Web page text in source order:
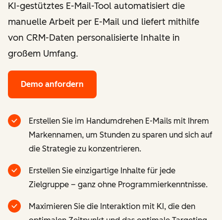
KI-gestütztes E-Mail-Tool automatisiert die
manuelle Arbeit per E-Mail und liefert mithilfe
von CRM-Daten personalisierte Inhalte in
großem Umfang.
Demo anfordern
Erstellen Sie im Handumdrehen E-Mails mit Ihrem
Markennamen, um Stunden zu sparen und sich auf
die Strategie zu konzentrieren.
Erstellen Sie einzigartige Inhalte für jede
Zielgruppe – ganz ohne Programmierkenntnisse.
Maximieren Sie die Interaktion mit KI, die den